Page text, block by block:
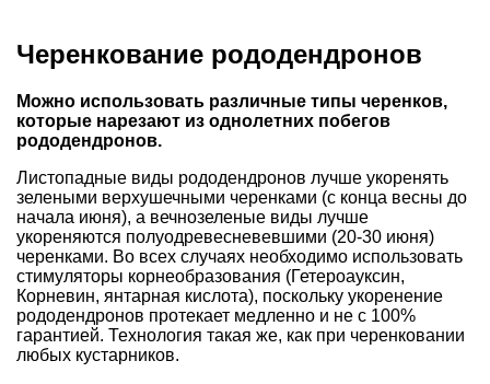
Черенкование рододендронов
Можно использовать различные типы черенков,
которые нарезают из однолетних побегов
рододендронов.
Листопадные виды рододендронов лучше укоренять
зелеными верхушечными черенками (с конца весны до
начала июня), а вечнозеленые виды лучше
укореняются полуодревесневевшими (20-30 июня)
черенками. Во всех случаях необходимо использовать
стимуляторы корнеобразования (Гетероауксин,
Корневин, янтарная кислота), поскольку укоренение
рододендронов протекает медленно и не с 100%
гарантией. Технология такая же, как при черенковании
любых кустарников.